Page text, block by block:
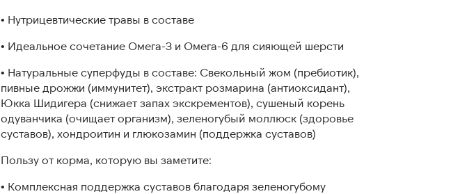
• Нутрицевтические травы в составе
• Идеальное сочетание Омега-3 и Омега-6 для сияющей шерсти
• Натуральные суперфуды в составе: Свекольный жом (пребиотик),
пивные дрожжи (иммунитет), экстракт розмарина (антиоксидант),
Юкка Шидигера (снижает запах экскрементов), сушеный корень
одуванчика (очищает организм), зеленогубый моллюск (здоровье
суставов), хондроитин и глюкозамин (поддержка суставов)
Пользу от корма, которую вы заметите:
• Комплексная поддержка суставов благодаря зеленогубому